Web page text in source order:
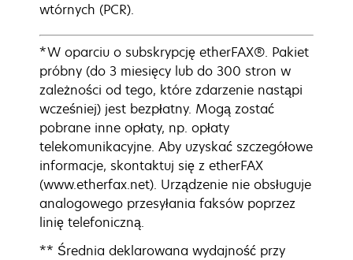
wtórnych (PCR).
*W oparciu o subskrypcję etherFAX®. Pakiet
próbny (do 3 miesięcy lub do 300 stron w
zależności od tego, które zdarzenie nastąpi
wcześniej) jest bezpłatny. Mogą zostać
pobrane inne opłaty, np. opłaty
telekomunikacyjne. Aby uzyskać szczegółowe
informacje, skontaktuj się z etherFAX
(www.etherfax.net). Urządzenie nie obsługuje
analogowego przesyłania faksów poprzez
linię telefoniczną.
** Średnia deklarowana wydajność przy